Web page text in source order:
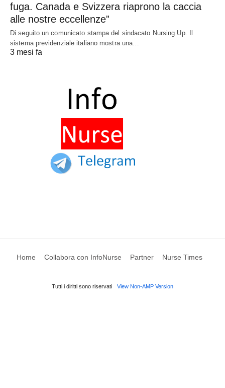
fuga. Canada e Svizzera riaprono la caccia
alle nostre eccellenze”
Di seguito un comunicato stampa del sindacato Nursing Up. Il
sistema previdenziale italiano mostra una…
3 mesi fa
Home Collabora con InfoNurse Partner Nurse Times
Tutti i diritti sono riservati View Non-AMP Version